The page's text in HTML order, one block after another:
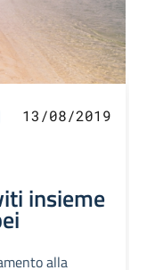
13/08/2019
insieme
alla